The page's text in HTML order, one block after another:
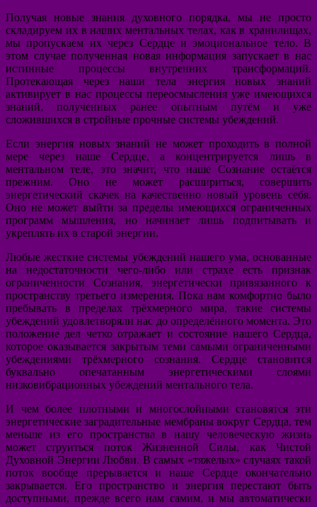
Получая новые знания духовного порядка, мы не просто
складируем их в наших ментальных телах, как в хранилищах,
мы пропускаем их через Сердце и эмоциональное тело. В
этом случае полученная новая информация запускает в нас
истинные процессы внутренних трансформаций.
Протекающая через наши тела энергия новых знаний
активирует в нас процессы переосмысления уже имеющихся
знаний, полученных ранее опытным путём и уже
сложившихся в стройные прочные системы убеждений.
Если энергия новых знаний не может проходить в полной
мере через наше Сердце, а концентрируется лишь в
ментальном теле, это значит, что наше Сознание остаётся
прежним. Оно не может расшириться, совершить
энергетический скачек на качественно новый уровень себя.
Оно не может выйти за пределы имеющихся ограниченных
программ мышления, но начинает лишь подпитывать и
укреплять их в старой энергии.
Любые жесткие системы убеждений нашего ума, основанные
на недостаточности чего-либо или страхе есть признак
ограниченности Сознания, энергетически привязанного к
пространству третьего измерения. Пока нам комфортно было
пребывать в пределах трёхмерного мира, такие системы
убеждений удовлетворяли нас до определённого момента. Это
положение дел четко отражает и состояние нашего Сердца,
которое оказывается закрытым теми самыми ограниченными
убеждениями трёхмерного сознания. Сердце становится
буквально опечатанным энергетическими слоями
низковибрационных убеждений ментального тела.
И чем более плотными и многослойными становятся эти
энергетические заградительные мембраны вокруг Сердца, тем
меньше из его пространства в нашу человеческую жизнь
может струиться поток Жизненной Силы, как Чистой
Духовной Энергии Любви. В самых «тяжелых» случаях такой
поток вообще прерывается и наше Сердце окончательно
закрывается. Его пространство и энергия перестают быть
доступными, прежде всего нам самим, и мы автоматически